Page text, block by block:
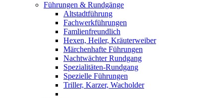
Führungen & Rundgänge
Altstadtführung
Fachwerkführungen
Famlienfreundlich
Hexen, Heiler, Kräuterweiber
Märchenhafte Führungen
Nachtwächter Rundgang
Spezialitäten-Rundgang
Spezielle Führungen
Triller, Karzer, Wacholder